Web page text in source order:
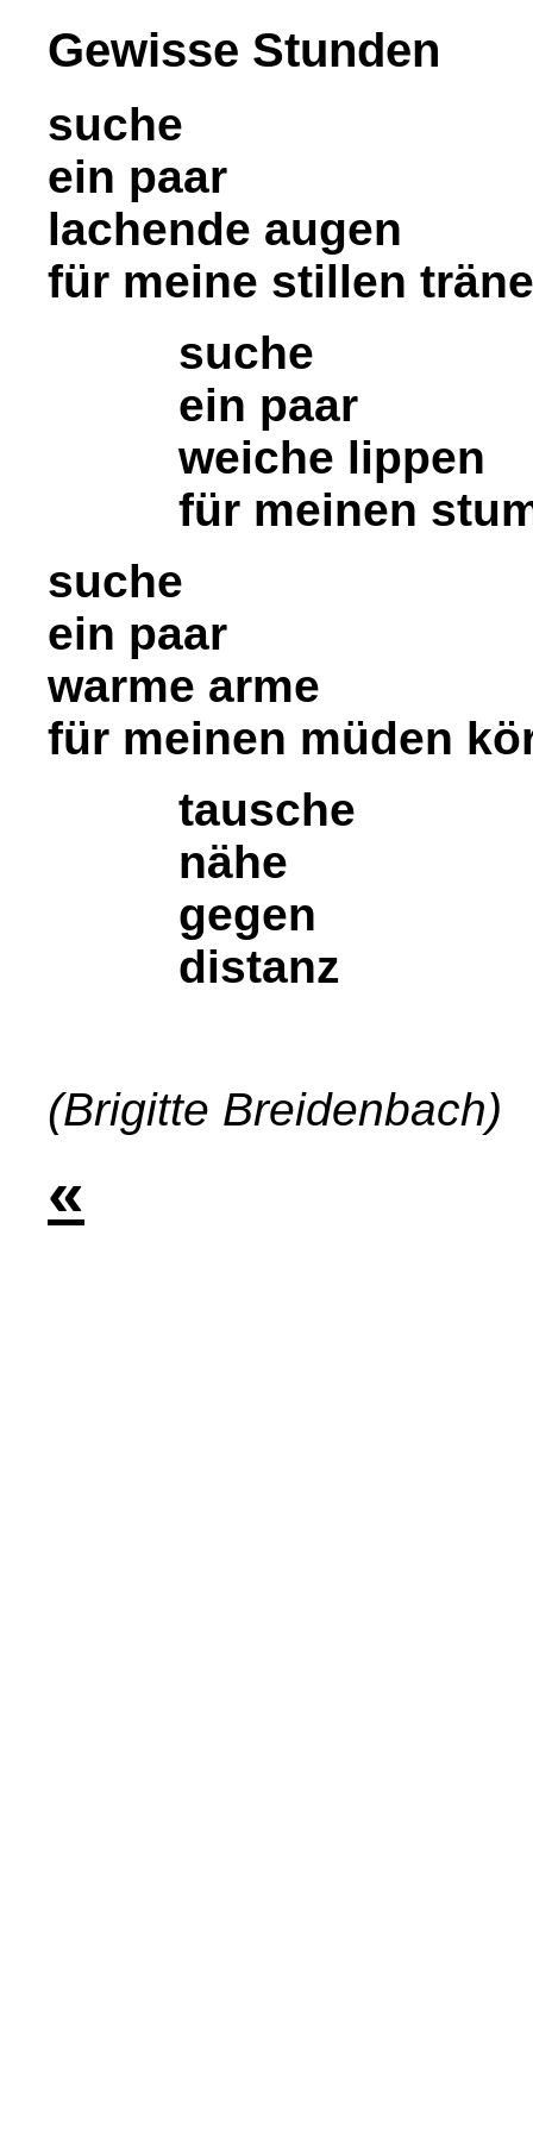
Gewisse Stunden
suche
ein paar
lachende augen
für meine stillen
suche
ein paar
weiche lippen
für meinen
suche
ein paar
warme arme
für meinen müden
tausche
nähe
gegen
distanz
(Brigitte Breidenbach)
«